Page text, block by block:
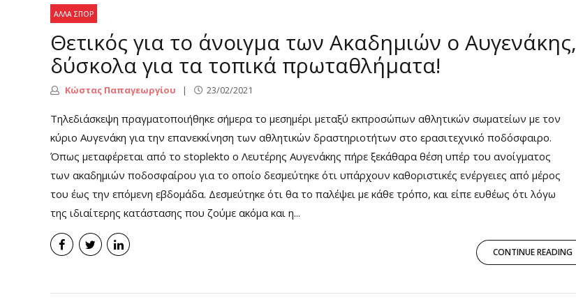
ΆΛΛΑ ΣΠΟΡ
Θετικός για το άνοιγμα των Ακαδημιών ο Αυγενάκης,
δύσκολα για τα τοπικά πρωταθλήματα!
Κώστας Παπαγεωργίου 23/02/2021
Τηλεδιάσκεψη πραγματοποιήθηκε σήμερα το μεσημέρι μεταξύ εκπροσώπων αθλητικών σωματείων με τον
κύριο Αυγενάκη για την επανεκκίνηση των αθλητικών δραστηριοτήτων στο ερασιτεχνικό ποδόσφαιρο.
Όπως μεταφέρεται από το stoplekto ο Λευτέρης Αυγενάκης πήρε ξεκάθαρα θέση υπέρ του ανοίγματος
των ακαδημιών ποδοσφαίρου για το οποίο δεσμεύτηκε ότι υπάρχουν καθοριστικές ενέργειες από μέρος
του έως την επόμενη εβδομάδα. Δεσμεύτηκε ότι θα το παλέψει με κάθε τρόπο, και είπε ευθέως ότι λόγω
της ιδιαίτερης κατάστασης που ζούμε ακόμα και η...
CONTINUE READING